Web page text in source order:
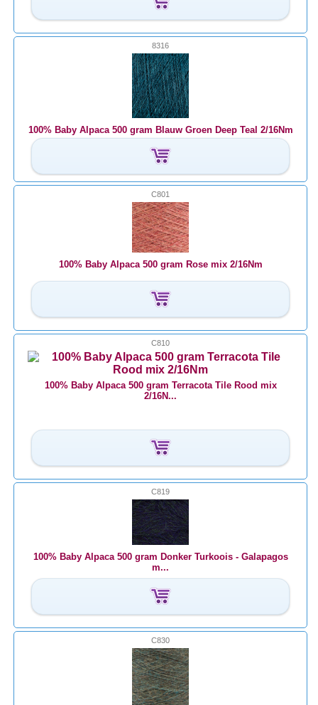
8316
100% Baby Alpaca 500 gram Blauw Groen Deep Teal 2/16Nm
C801
100% Baby Alpaca 500 gram Rose mix 2/16Nm
C810
100% Baby Alpaca 500 gram Terracota Tile Rood mix
2/16N...
C819
100% Baby Alpaca 500 gram Donker Turkoois - Galapagos
m...
C830